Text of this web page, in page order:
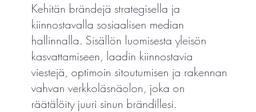
Kehitän brändejä strategisella ja
kiinnostavalla sosiaalisen median
hallinnalla. Sisällön luomisesta yleisön
kasvattamiseen, laadin kiinnostavia
viestejä, optimoin sitoutumisen ja rakennan
vahvan verkkoläsnäolon, joka on
räätälöity juuri sinun brändillesi.